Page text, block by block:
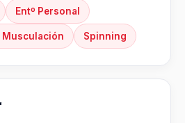
Entº Personal
Musculación Spinning